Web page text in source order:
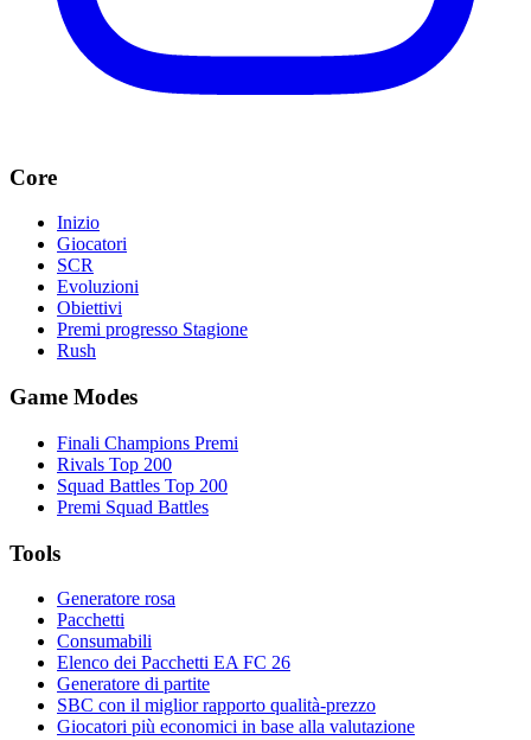
Core
Inizio
Giocatori
SCR
Evoluzioni
Obiettivi
Premi progresso Stagione
Rush
Game Modes
Finali Champions Premi
Rivals Top 200
Squad Battles Top 200
Premi Squad Battles
Tools
Generatore rosa
Pacchetti
Consumabili
Elenco dei Pacchetti EA FC 26
Generatore di partite
SBC con il miglior rapporto qualità-prezzo
Giocatori più economici in base alla valutazione